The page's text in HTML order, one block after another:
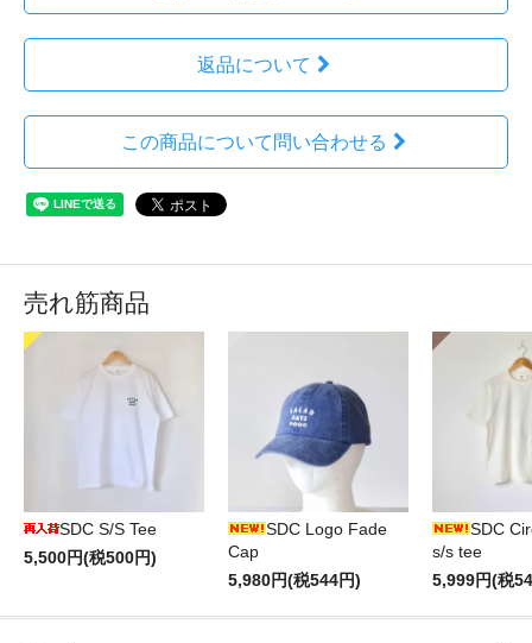
返品について
この商品について問い合わせる
売れ筋商品
SDC S/S Tee
5,500円(税500円)
SDC Logo Fade
Cap
5,980円(税544円)
SDC
s/s tee
5,999円(税